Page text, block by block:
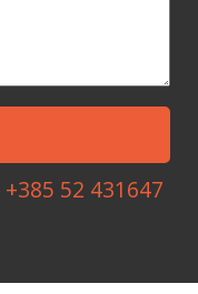
+385 52 431647